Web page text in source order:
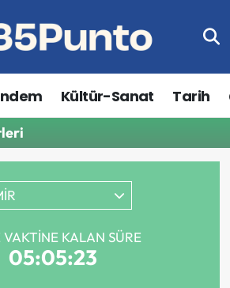
Kültür-Sanat Tarih
VAKTINE KALAN SÜRE
05:05:23